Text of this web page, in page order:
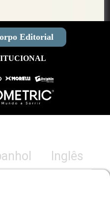
Editorial
Inglês